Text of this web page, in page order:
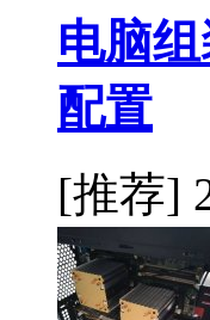
电脑
配置
[推荐]